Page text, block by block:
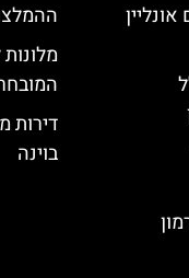
דירות
בוינה